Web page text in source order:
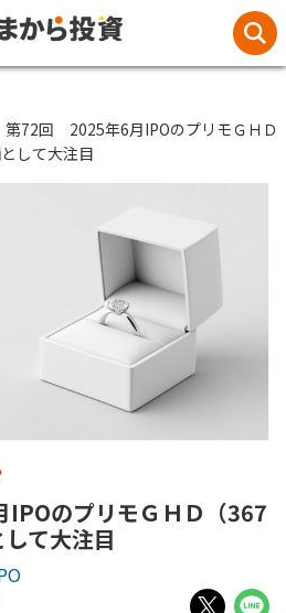
72回 2025年6月IPOのプリモＧＨＤ
して大注目
のプリモＧＨＤ（367
て大注目